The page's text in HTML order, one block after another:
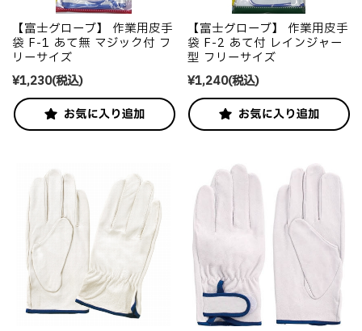
【富士グローブ】 作業用皮手
袋 F-1 あて無 マジック付 フ
リーサイズ
¥1,230(税込)
【富士グローブ】 作業用皮手
袋 F-2 あて付 レインジャー
型 フリーサイズ
¥1,240(税込)